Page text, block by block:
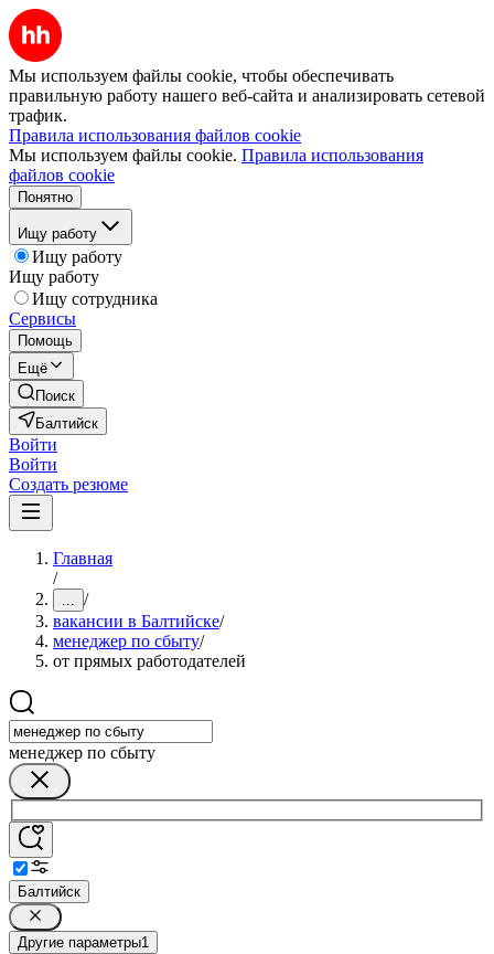
Мы используем файлы cookie, чтобы обеспечивать
правильную работу нашего веб-сайта и анализировать сетевой
трафик.
Правила использования файлов cookie
Мы используем файлы cookie. Правила использования
файлов cookie
Понятно
Ищу работу
Ищу работу
Ищу работу
Ищу сотрудника
Сервисы
Помощь
Ещё
Поиск
Балтийск
Войти
Войти
Создать резюме
Главная
/
... /
вакансии в Балтийске/
менеджер по сбыту/
от прямых работодателей
менеджер по сбыту
Балтийск
Другие параметры1